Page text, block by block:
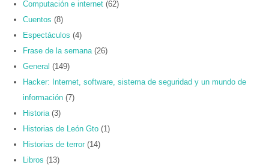
Computación e internet (62)
Cuentos (8)
Espectáculos (4)
Frase de la semana (26)
General (149)
Hacker: Internet, software, sistema de seguridad y un mundo de
información (7)
Historia (3)
Historias de León Gto (1)
Historias de terror (14)
Libros (13)